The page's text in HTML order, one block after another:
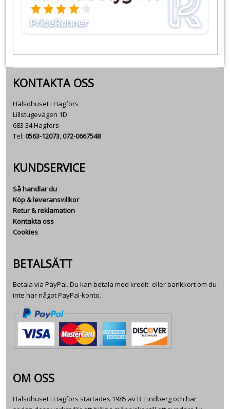
KONTAKTA OSS
Hälsohuset i Hagfors
Lillstugevägen 1D
683 34 Hagfors
Tel: 0563-12073,072-0667548
KUNDSERVICE
Så handlar du
Köp & leveransvillkor
Retur & reklamation
Kontakta oss
Cookies
BETALSÄTT
Betala via PayPal. Du kan betala med kredit- eller bankkort om du
inte har något PayPal-konto.
OM OSS
Hälsohuset i Hagfors startades 1985 av B. Lindberg och har